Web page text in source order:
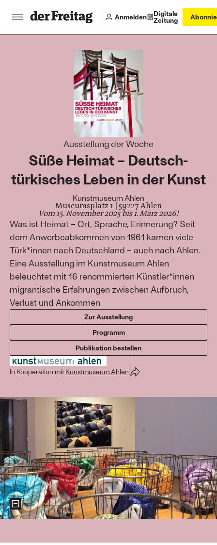
Anmelden
Digitale
Zeitung
Ausstellung der Woche
Süße Heimat – Deutsch-
türkisches Leben in der Kunst
Kunstmuseum Ahlen
Museumsplatz 1 | 59227 Ahlen
Vom 15. November 2025 bis 1. März 2026!
Was ist Heimat – Ort, Sprache, Erinnerung? Seit
dem Anwerbeabkommen von 1961 kamen viele
Türk*innen nach Deutschland – auch nach Ahlen.
Eine Ausstellung im Kunstmuseum Ahlen
beleuchtet mit 16 renommierten Künstler*innen
migrantische Erfahrungen zwischen Aufbruch,
Verlust und Ankommen
Zur Ausstellung
Programm
Publikation bestellen
In Kooperation mit Kunstmuseum Ahlen
Show more information about the image